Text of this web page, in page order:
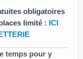
obligatoires
limité : ICI
temps pour y